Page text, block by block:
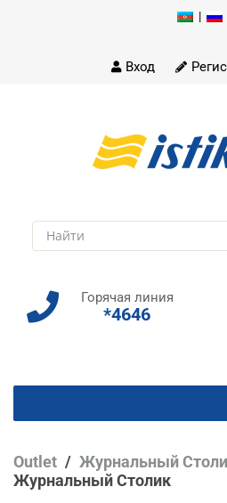
|
Вход
Горячая линия
*4646
Skip
content
Outlet / Журнальный
Журнальный Столик